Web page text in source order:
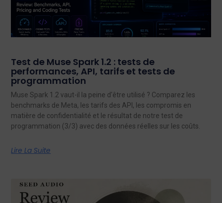
Test de Muse Spark 1.2 : tests de
performances, API, tarifs et tests de
programmation
Muse Spark 1.2 vaut-il la peine d'être utilisé ? Comparez les
benchmarks de Meta, les tarifs des API, les compromis en
matière de confidentialité et le résultat de notre test de
programmation (3/3) avec des données réelles sur les coûts.
Lire La Suite